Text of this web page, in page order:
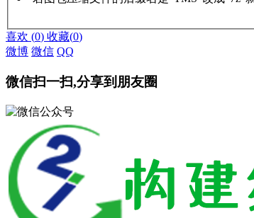
喜欢 (0) 收藏(0)
微博 微信 QQ
微信扫一扫,分享到朋友圈